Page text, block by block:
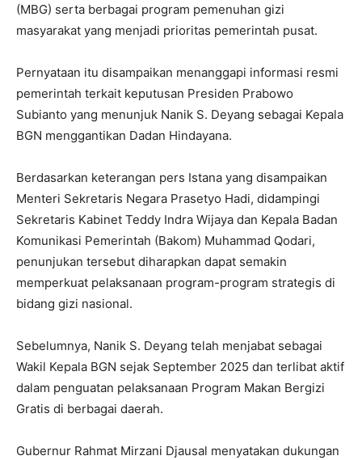
(MBG) serta berbagai program pemenuhan gizi
masyarakat yang menjadi prioritas pemerintah pusat.
Pernyataan itu disampaikan menanggapi informasi resmi
pemerintah terkait keputusan Presiden Prabowo
Subianto yang menunjuk Nanik S. Deyang sebagai Kepala
BGN menggantikan Dadan Hindayana.
Berdasarkan keterangan pers Istana yang disampaikan
Menteri Sekretaris Negara Prasetyo Hadi, didampingi
Sekretaris Kabinet Teddy Indra Wijaya dan Kepala Badan
Komunikasi Pemerintah (Bakom) Muhammad Qodari,
penunjukan tersebut diharapkan dapat semakin
memperkuat pelaksanaan program-program strategis di
bidang gizi nasional.
Sebelumnya, Nanik S. Deyang telah menjabat sebagai
Wakil Kepala BGN sejak September 2025 dan terlibat aktif
dalam penguatan pelaksanaan Program Makan Bergizi
Gratis di berbagai daerah.
Gubernur Rahmat Mirzani Djausal menyatakan dukungan